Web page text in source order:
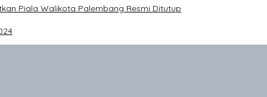
Piala Walikota Palembang Resmi Ditutup